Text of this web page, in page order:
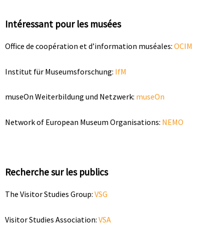
Intéressant pour les musées
Office de coopération et d’information muséales: OCIM
Institut für Museumsforschung: IfM
museOn Weiterbildung und Netzwerk: museOn
Network of European Museum Organisations: NEMO
Recherche sur les publics
The Visitor Studies Group: VSG
Visitor Studies Association: VSA